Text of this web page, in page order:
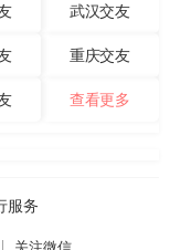
武汉交友
重庆交友
查看更多
服务